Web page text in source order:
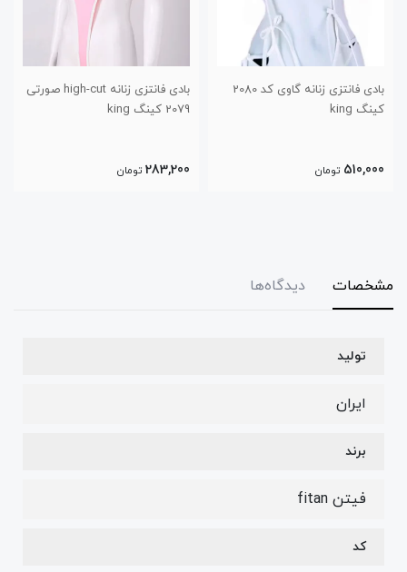
بادی فانتزی زنانه گاوی کد 2080
کینگ king
510,000 تومان
بادی فانتزی زنانه high-cut صورتی
2079 کینگ king
283,200 تومان
مشخصات دیدگاه‌ها
تولید
ایران
برند
فیتن fitan
کد